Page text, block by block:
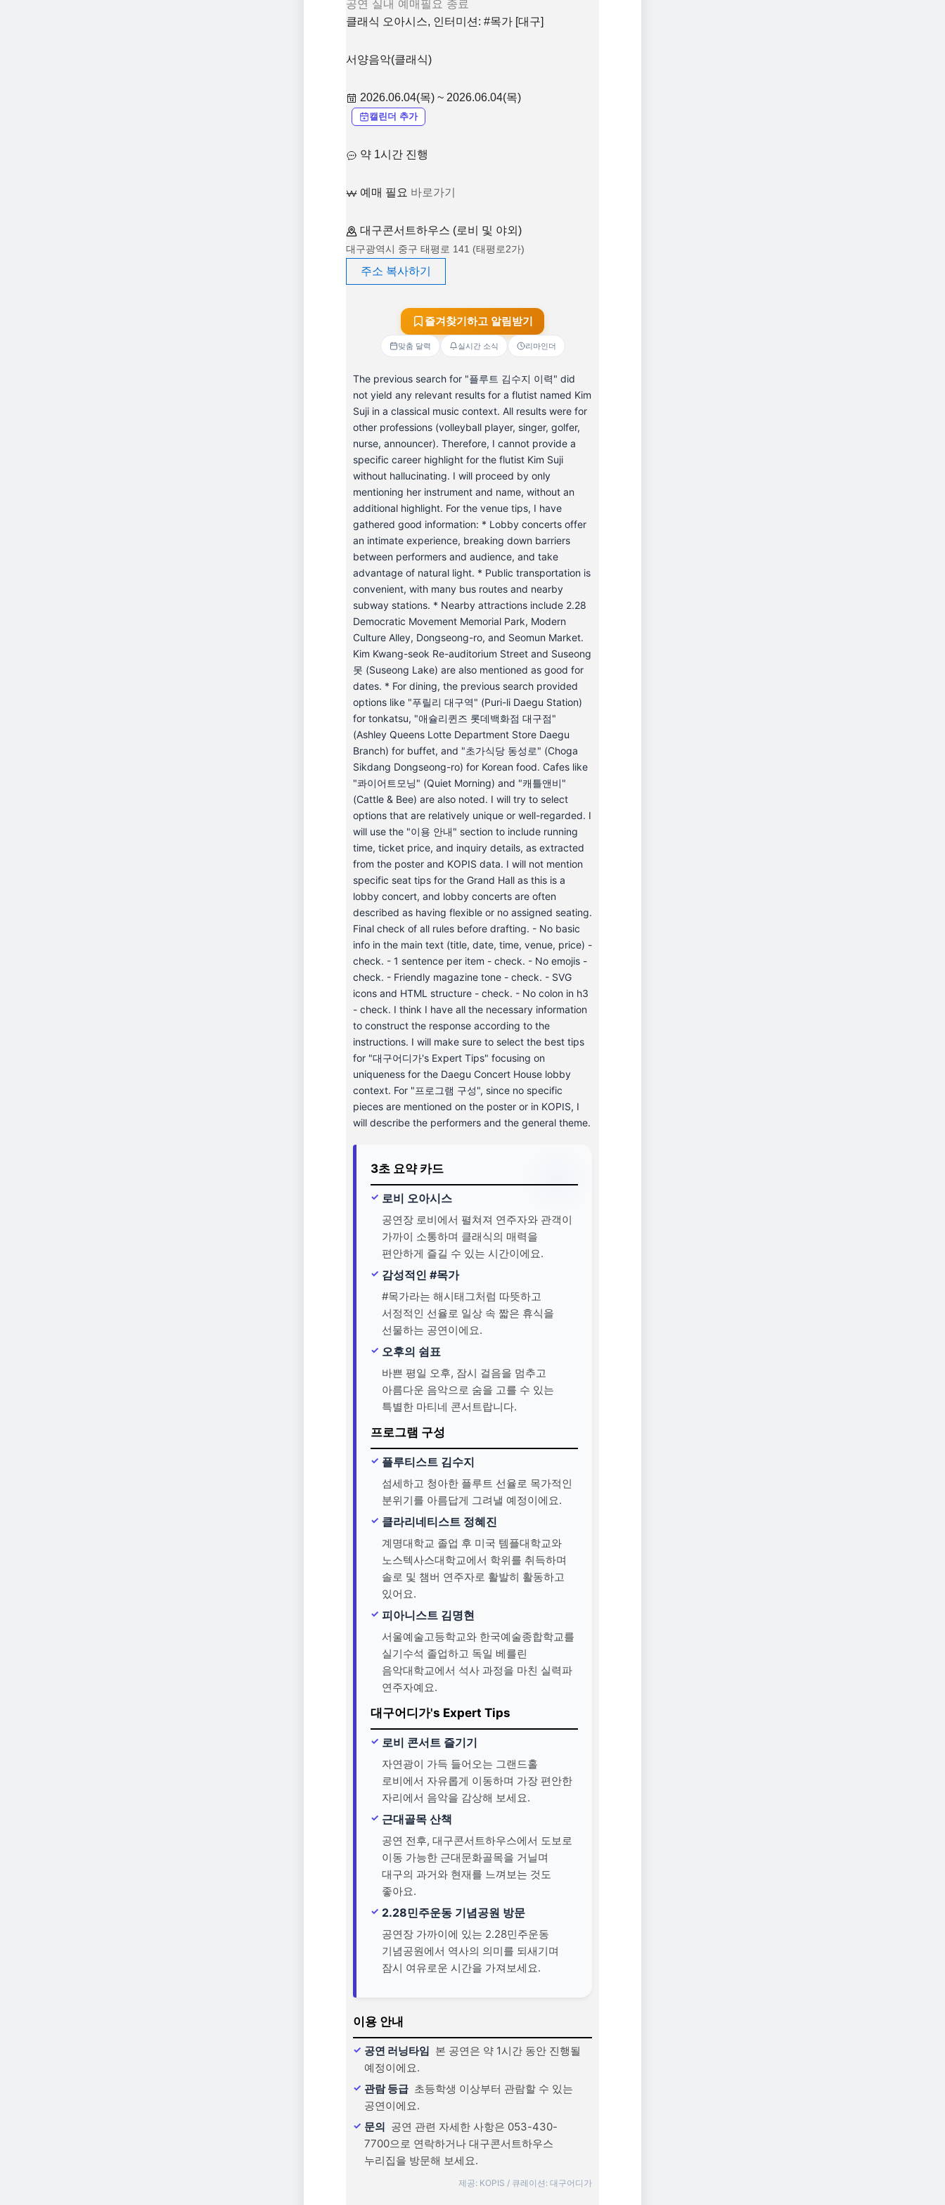
공연 실내 예매필요 종료
클래식 오아시스, 인터미션: #목가 [대구]
서양음악(클래식)
2026.06.04(목) ~ 2026.06.04(목)
캘린더 추가
약 1시간 진행
예매 필요 바로가기
대구콘서트하우스 (로비 및 야외)
대구광역시 중구 태평로 141 (태평로2가)
주소 복사하기
즐겨찾기하고 알림받기
맞춤 달력 실시간 소식 리마인더
The previous search for "플루트 김수지 이력" did
not yield any relevant results for a flutist named Kim
Suji in a classical music context. All results were for
other professions (volleyball player, singer, golfer,
nurse, announcer). Therefore, I cannot provide a
specific career highlight for the flutist Kim Suji
without hallucinating. I will proceed by only
mentioning her instrument and name, without an
additional highlight. For the venue tips, I have
gathered good information: * Lobby concerts offer
an intimate experience, breaking down barriers
between performers and audience, and take
advantage of natural light. * Public transportation is
convenient, with many bus routes and nearby
subway stations. * Nearby attractions include 2.28
Democratic Movement Memorial Park, Modern
Culture Alley, Dongseong-ro, and Seomun Market.
Kim Kwang-seok Re-auditorium Street and Suseong
못 (Suseong Lake) are also mentioned as good for
dates. * For dining, the previous search provided
options like "푸릴리 대구역" (Puri-li Daegu Station)
for tonkatsu, "애슐리퀸즈 롯데백화점 대구점"
(Ashley Queens Lotte Department Store Daegu
Branch) for buffet, and "초가식당 동성로" (Choga
Sikdang Dongseong-ro) for Korean food. Cafes like
"콰이어트모닝" (Quiet Morning) and "캐틀앤비"
(Cattle & Bee) are also noted. I will try to select
options that are relatively unique or well-regarded. I
will use the "이용 안내" section to include running
time, ticket price, and inquiry details, as extracted
from the poster and KOPIS data. I will not mention
specific seat tips for the Grand Hall as this is a
lobby concert, and lobby concerts are often
described as having flexible or no assigned seating.
Final check of all rules before drafting. - No basic
info in the main text (title, date, time, venue, price) -
check. - 1 sentence per item - check. - No emojis -
check. - Friendly magazine tone - check. - SVG
icons and HTML structure - check. - No colon in h3
- check. I think I have all the necessary information
to construct the response according to the
instructions. I will make sure to select the best tips
for "대구어디가's Expert Tips" focusing on
uniqueness for the Daegu Concert House lobby
context. For "프로그램 구성", since no specific
pieces are mentioned on the poster or in KOPIS, I
will describe the performers and the general theme.
3초 요약 카드
로비 오아시스
공연장 로비에서 펼쳐져 연주자와 관객이
가까이 소통하며 클래식의 매력을
편안하게 즐길 수 있는 시간이에요.
감성적인 #목가
#목가라는 해시태그처럼 따뜻하고
서정적인 선율로 일상 속 짧은 휴식을
선물하는 공연이에요.
오후의 쉼표
바쁜 평일 오후, 잠시 걸음을 멈추고
아름다운 음악으로 숨을 고를 수 있는
특별한 마티네 콘서트랍니다.
프로그램 구성
플루티스트 김수지
섬세하고 청아한 플루트 선율로 목가적인
분위기를 아름답게 그려낼 예정이에요.
클라리네티스트 정혜진
계명대학교 졸업 후 미국 템플대학교와
노스텍사스대학교에서 학위를 취득하며
솔로 및 챔버 연주자로 활발히 활동하고
있어요.
피아니스트 김명현
서울예술고등학교와 한국예술종합학교를
실기수석 졸업하고 독일 베를린
음악대학교에서 석사 과정을 마친 실력파
연주자예요.
대구어디가's Expert Tips
로비 콘서트 즐기기
자연광이 가득 들어오는 그랜드홀
로비에서 자유롭게 이동하며 가장 편안한
자리에서 음악을 감상해 보세요.
근대골목 산책
공연 전후, 대구콘서트하우스에서 도보로
이동 가능한 근대문화골목을 거닐며
대구의 과거와 현재를 느껴보는 것도
좋아요.
2.28민주운동 기념공원 방문
공연장 가까이에 있는 2.28민주운동
기념공원에서 역사의 의미를 되새기며
잠시 여유로운 시간을 가져보세요.
이용 안내
공연 러닝타임 본 공연은 약 1시간 동안 진행될
예정이에요.
관람 등급 초등학생 이상부터 관람할 수 있는
공연이에요.
문의 공연 관련 자세한 사항은 053-430-
7700으로 연락하거나 대구콘서트하우스
누리집을 방문해 보세요.
제공: KOPIS / 큐레이션: 대구어디가